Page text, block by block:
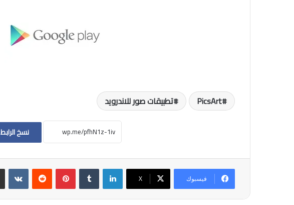
PicsArt تطبيقات صور للاندرويد
نسخ الرابط
فيسبوك ‫X
لينكدإن بينتيريست